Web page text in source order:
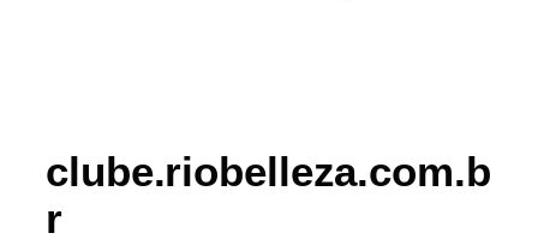
clube.riobelleza.com.b
r